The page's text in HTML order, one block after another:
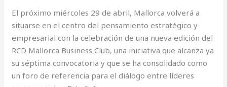
El próximo miércoles 29 de abril, Mallorca volverá a
situarse en el centro del pensamiento estratégico y
empresarial con la celebración de una nueva edición del
RCD Mallorca Business Club, una iniciativa que alcanza ya
su séptima convocatoria y que se ha consolidado como
un foro de referencia para el diálogo entre líderes